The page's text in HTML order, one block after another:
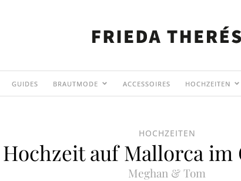
GUIDES BRAUTMODE ACCESSOIRES HOCHZEITEN
HOCHZEITEN
Hochzeit auf Mallorca im
Meghan & Tom